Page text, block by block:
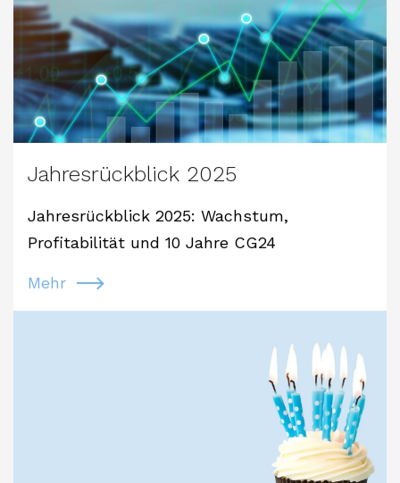
Jahresrückblick 2025
Jahresrückblick 2025: Wachstum,
Profitabilität und 10 Jahre CG24
Mehr